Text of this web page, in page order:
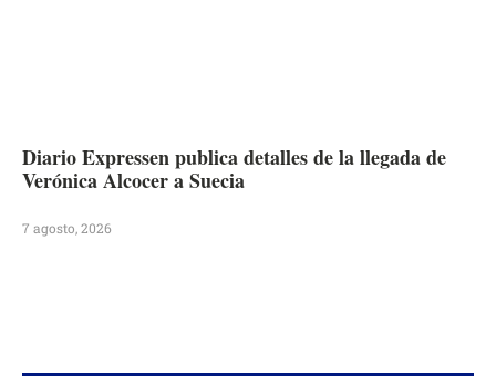
Diario Expressen publica detalles de la llegada de
Verónica Alcocer a Suecia
7 agosto, 2026